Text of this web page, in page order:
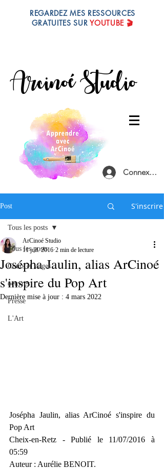
REGARDEZ MES RESSOURCES
GRATUITES SURYOUTUBE 🎬
Arcinoé Studio
Connexion
Post S'inscrire
Tous les posts
Cours et stages
oeuvres
Presse
L'Art
Tous les posts
Josépha Jaulin, alias ArCinoé
s'inspire du Pop Art
ArCinoé Studio
11 juil. 2016 2 min de lecture
Dernière mise à jour : 4 mars 2022
Josépha Jaulin, alias ArCinoé s'inspire du
Pop Art
Cheix-en-Retz - Publié le 11/07/2016 à
05:59
Auteur : Aurélie BENOIT.